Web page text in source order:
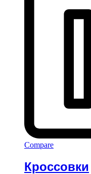
Compare
Кроссовки